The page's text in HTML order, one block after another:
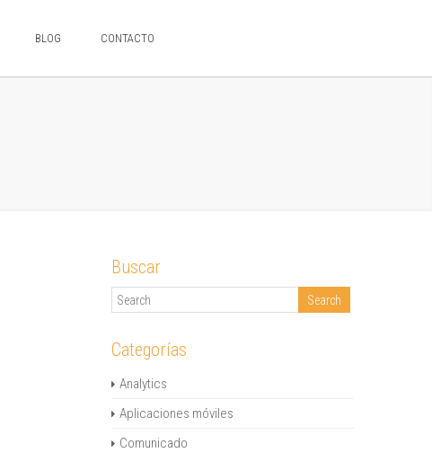
BLOG CONTACTO
Buscar
Categorías
Analytics
Aplicaciones móviles
Comunicado